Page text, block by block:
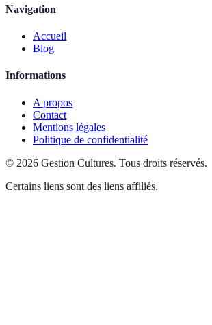
Navigation
Accueil
Blog
Informations
A propos
Contact
Mentions légales
Politique de confidentialité
© 2026 Gestion Cultures. Tous droits réservés.
Certains liens sont des liens affiliés.